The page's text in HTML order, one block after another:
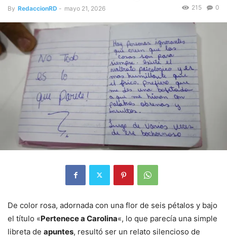
By RedaccionRD - mayo 21, 2026 0
215
De color rosa, adornada con una flor de seis pétalos y bajo
el título «Pertenece a Carolina«, lo que parecía una simple
libreta de apuntes, resultó ser un relato silencioso de